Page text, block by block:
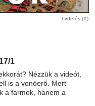
1
Nézzük a videót,
is a vonóerő. Mert
a farmok, hanem a